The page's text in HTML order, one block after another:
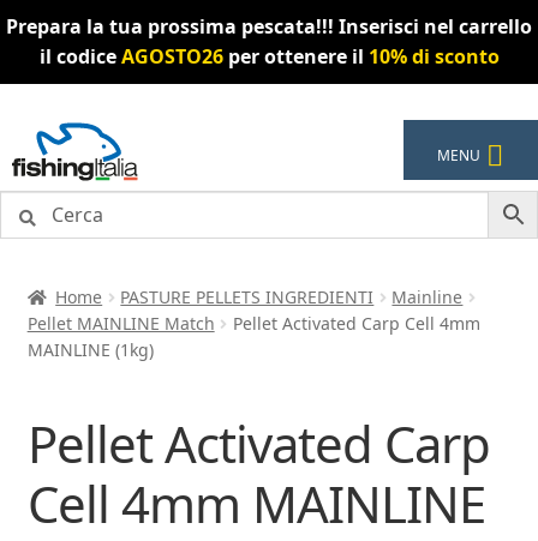
Prepara la tua prossima pescata!!! Inserisci nel carrello
il codiceAGOSTO26per ottenere il 10% di sconto
alla
navigazione
al
contenuto
MENU
Home PASTURE PELLETS INGREDIENTI
Mainline
Pellet MAINLINE Match
Pellet Activated Carp Cell 4mm
MAINLINE (1kg)
Pellet Activated Carp
Cell 4mm MAINLINE